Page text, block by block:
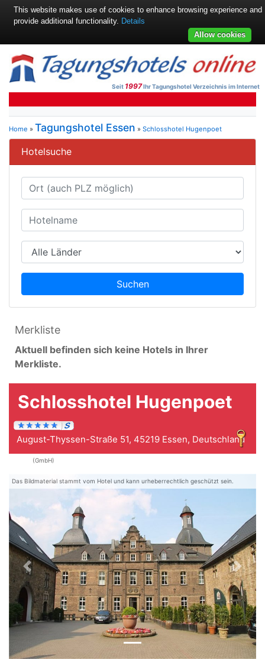
Seit 1997Ihr Tagungshotel Verzeichnis im Internet
Home » Tagungshotel Essen » Schlosshotel Hugenpoet
Hotelsuche
Suchen
Merkliste
Aktuell befinden sich keine Hotels in Ihrer
Merkliste.
Schlosshotel Hugenpoet
August-Thyssen-Straße 51, 45219 Essen, Deutschland
(GmbH)
Das Bildmaterial stammt vom Hotel und kann urheberrechtlich geschützt sein.
Zurück
This website makes use of cookies to enhance browsing experience and
provide additional functionality. Details
Allow cookies